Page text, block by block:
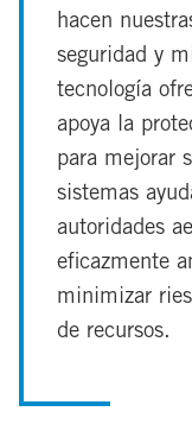
hacen
seguridad y
tecnología
apoya la
para mejorar
sistemas
autoridades
eficazmente
minimizar
de recursos.